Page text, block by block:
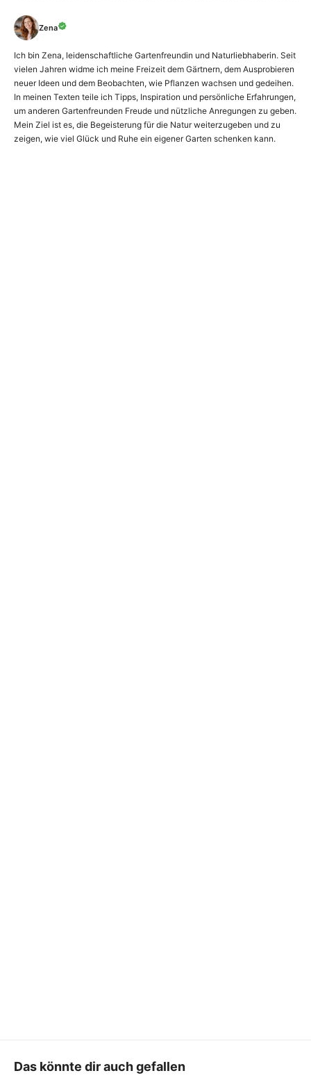
Zena
Ich bin Zena, leidenschaftliche Gartenfreundin und Naturliebhaberin. Seit
vielen Jahren widme ich meine Freizeit dem Gärtnern, dem Ausprobieren
neuer Ideen und dem Beobachten, wie Pflanzen wachsen und gedeihen.
In meinen Texten teile ich Tipps, Inspiration und persönliche Erfahrungen,
um anderen Gartenfreunden Freude und nützliche Anregungen zu geben.
Mein Ziel ist es, die Begeisterung für die Natur weiterzugeben und zu
zeigen, wie viel Glück und Ruhe ein eigener Garten schenken kann.
Das könnte dir auch gefallen